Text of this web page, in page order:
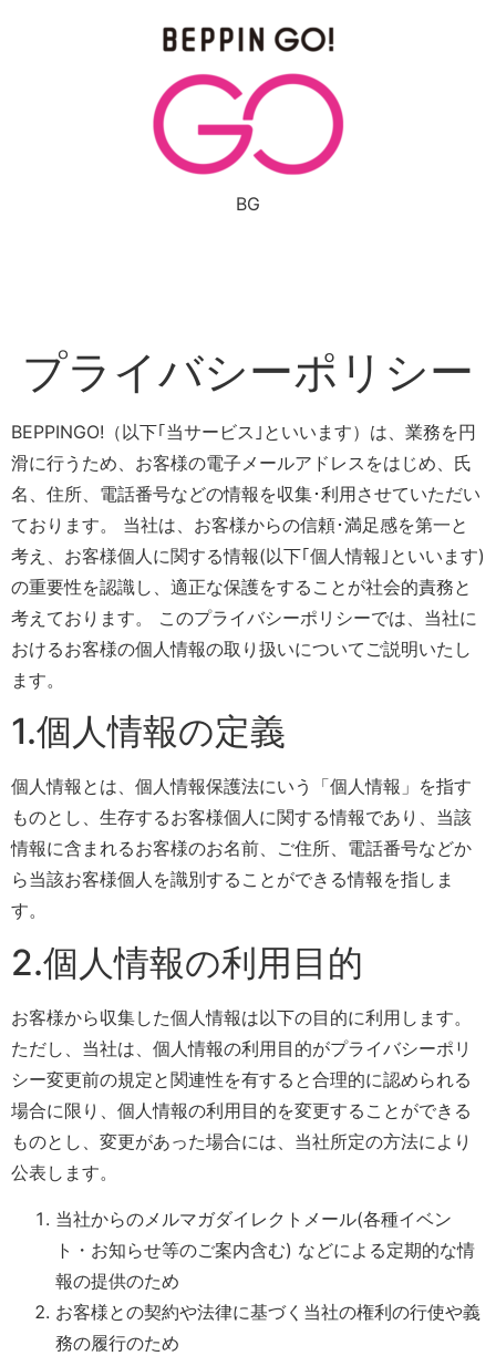
BG
プライバシーポリシー
BEPPINGO!（以下｢当サービス｣といいます）は、業務を円
滑に行うため、お客様の電子メールアドレスをはじめ、氏
名、住所、電話番号などの情報を収集･利用させていただい
ております。 当社は、お客様からの信頼･満足感を第一と
考え、お客様個人に関する情報(以下｢個人情報｣といいます)
の重要性を認識し、適正な保護をすることが社会的責務と
考えております。 このプライバシーポリシーでは、当社に
おけるお客様の個人情報の取り扱いについてご説明いたし
ます。
1.個人情報の定義
個人情報とは、個人情報保護法にいう「個人情報」を指す
ものとし、生存するお客様個人に関する情報であり、当該
情報に含まれるお客様のお名前、ご住所、電話番号などか
ら当該お客様個人を識別することができる情報を指しま
す。
2.個人情報の利用目的
お客様から収集した個人情報は以下の目的に利用します。
ただし、当社は、個人情報の利用目的がプライバシーポリ
シー変更前の規定と関連性を有すると合理的に認められる
場合に限り、個人情報の利用目的を変更することができる
ものとし、変更があった場合には、当社所定の方法により
公表します。
当社からのメルマガダイレクトメール(各種イベン
ト・お知らせ等のご案内含む) などによる定期的な情
報の提供のため
お客様との契約や法律に基づく当社の権利の行使や義
務の履行のため